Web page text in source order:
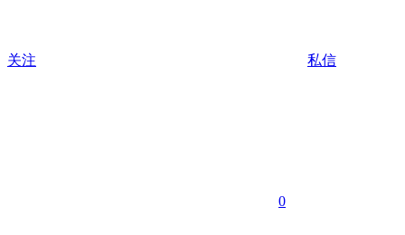
关注 私信
0